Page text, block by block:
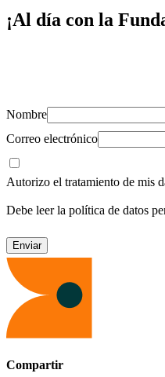
¡Al día con la
Nombre
Correo electrónico
Autorizo el tratamiento de mis
Debe leer la política de datos
Compartir